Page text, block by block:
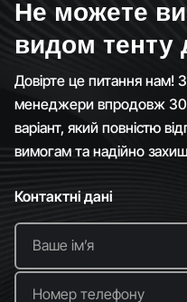
Не можете
видом тенту
Довірте це питання нам!
менеджери впродовж 30
варіант, який повністю
вимогам та надійно
Контактні дані
Ваше імʼя
Номер телефону